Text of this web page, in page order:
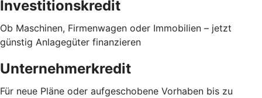
Investitionskredit
Ob Maschinen, Firmenwagen oder Immobilien – jetzt
günstig Anlagegüter finanzieren
Unternehmerkredit
Für neue Pläne oder aufgeschobene Vorhaben bis zu